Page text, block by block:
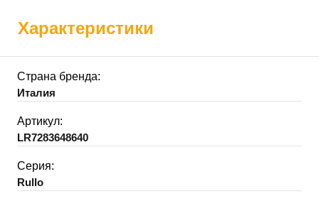
Характеристики
Страна бренда:
Италия
Артикул:
LR7283648640
Серия:
Rullo